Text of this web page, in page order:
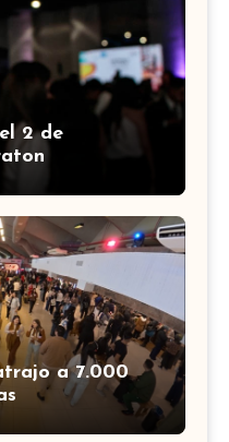
2 de
a 7.000